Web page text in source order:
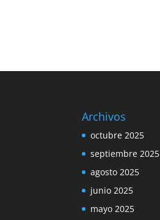
Archivos
octubre 2025
septiembre 2025
agosto 2025
junio 2025
mayo 2025